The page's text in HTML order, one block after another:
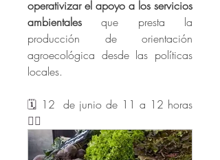
operativizar el apoyo a los servicios
ambientales que presta la
producción de orientación
agroecológica desde las políticas
locales.
🗓️
👇🏻